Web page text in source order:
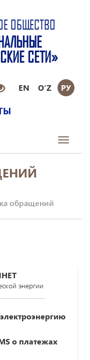
ОБЩЕСТВО
СЕТИ»
EN O‘Z РУ
Toggle
обращений
энергии
о платежах